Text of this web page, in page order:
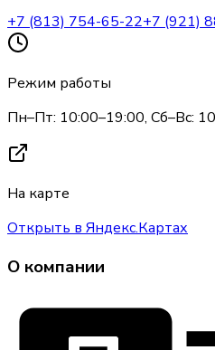
+7 (813) 754-65-22+7 (921)
Режим работы
Пн–Пт: 10:00–19:00, Сб–Вс:
На карте
Открыть в Яндекс.Картах
О компании